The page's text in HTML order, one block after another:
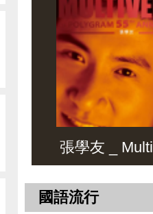
張學友 _
國語流行